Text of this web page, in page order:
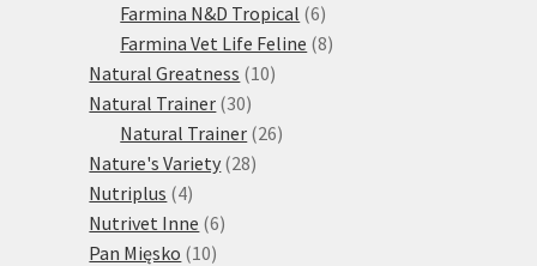
produktů
Farmina N&D Tropical 66
produktů
Farmina Vet Life Feline 88
Natural Greatness 1010
Natural Trainer 3030
produktů
Natural Trainer 2626
Nature's Variety 2828
Nutriplus 44
produkty
Nutrivet Inne 66
Pan Mięsko 1010